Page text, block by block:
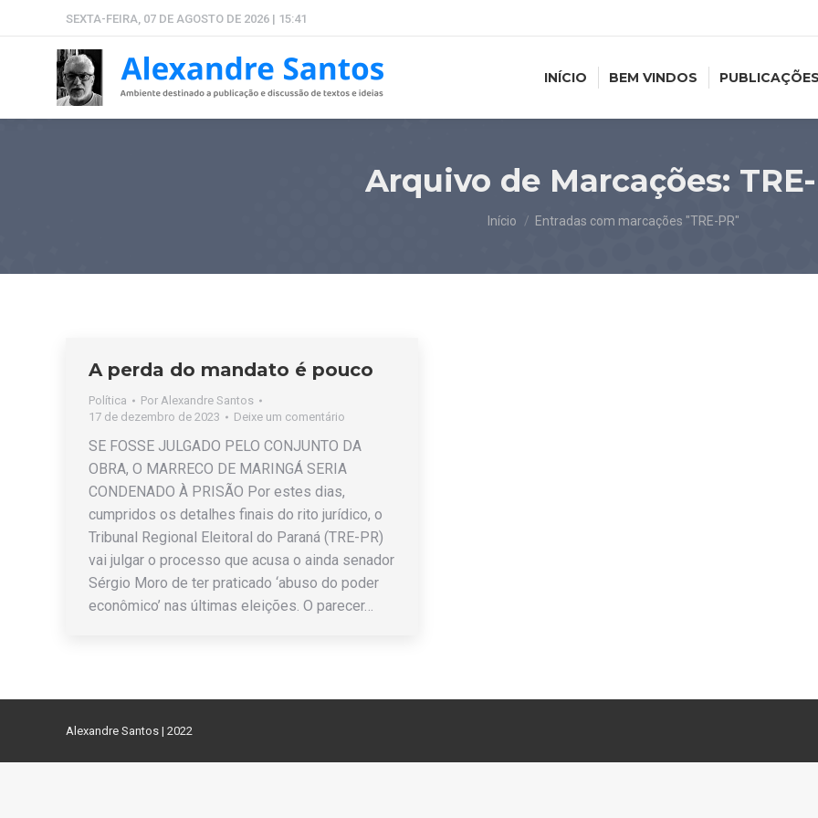
SEXTA-FEIRA, 07 DE AGOSTO DE 2026 | 15:41
INÍCIO BEM VINDOS PUBLICAÇÕES
Arquivo de Marcações:
Você está aqui:
Início Entradas com marcações "TRE-PR"
A perda do mandato é pouco
Política Por Alexandre Santos
17 de dezembro de 2023
Deixe um comentário
SE FOSSE JULGADO PELO CONJUNTO DA
OBRA, O MARRECO DE MARINGÁ SERIA
CONDENADO À PRISÃO Por estes dias,
cumpridos os detalhes finais do rito jurídico, o
Tribunal Regional Eleitoral do Paraná (TRE-PR)
vai julgar o processo que acusa o ainda senador
Sérgio Moro de ter praticado ‘abuso do poder
econômico’ nas últimas eleições. O parecer…
Alexandre Santos | 2022